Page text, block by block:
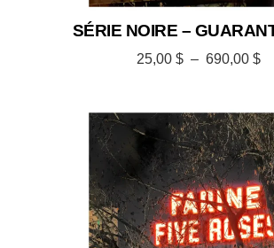
SÉRIE NOIRE –
25,00 $ – 690,00 $